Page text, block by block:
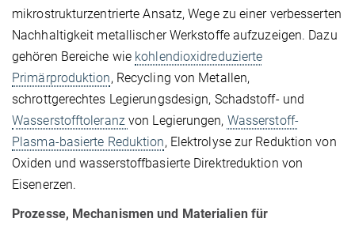
mikrostrukturzentrierte Ansatz, Wege zu einer verbesserten
Nachhaltigkeit metallischer Werkstoffe aufzuzeigen. Dazu
gehören Bereiche wie kohlendioxidreduzierte
Primärproduktion, Recycling von Metallen,
schrottgerechtes Legierungsdesign, Schadstoff- und
Wasserstofftoleranz von Legierungen, Wasserstoff-
Plasma-basierte Reduktion, Elektrolyse zur Reduktion von
Oxiden und wasserstoffbasierte Direktreduktion von
Eisenerzen.
Prozesse, Mechanismen und Materialien für